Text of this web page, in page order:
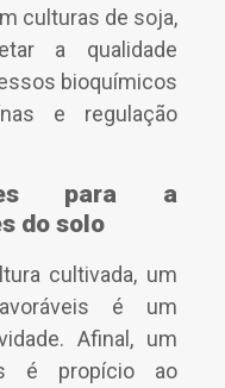
culturas de soja,
a qualidade
bioquímicos
e regulação
para a
do solo
cultivada, um
é um
Afinal, um
é propício ao